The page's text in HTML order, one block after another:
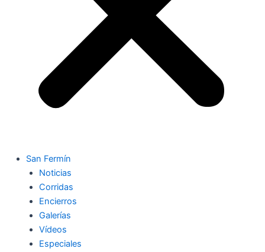
San Fermín
Noticias
Corridas
Encierros
Galerías
Vídeos
Especiales